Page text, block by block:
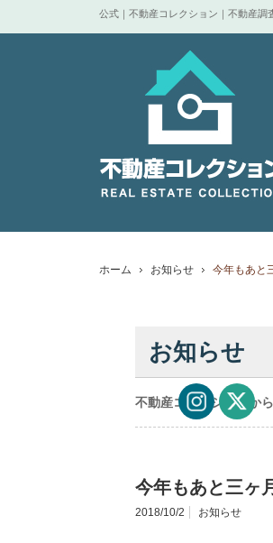
公式｜不動産コレクション｜不動産調
ホーム お知らせ 今年もあと
お知らせ
不動産コレクションか
今年もあと三ヶ
2018/10/2 お知らせ